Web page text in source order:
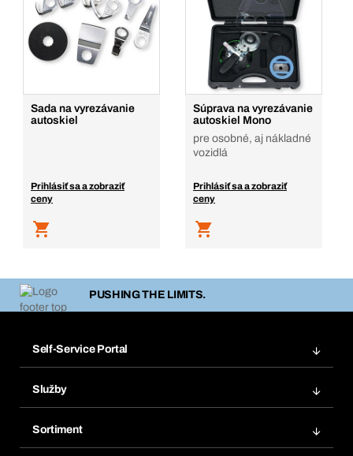
Sada na vyrezávanie
autoskiel
Prihlásiť sa a zobraziť
ceny
Súprava na vyrezávanie
autoskiel Mono
pre osobné, aj nákladné
vozidlá
Prihlásiť sa a zobraziť
ceny
PUSHING THE LIMITS.
Self-Service Portal
Obľúbené
Opakované objednávky
Služby
Sortiment